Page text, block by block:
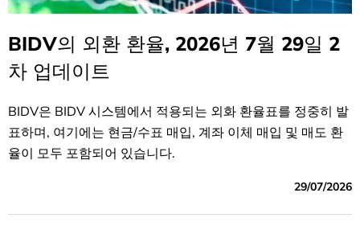
BIDV의 외환 환율, 2026년 7월 29일 2
차 업데이트
BIDV은 BIDV 시스템에서 적용되는 외화 환율표를 정중히 발
표하며, 여기에는 현금/수표 매입, 계좌 이체 매입 및 매도 환
율이 모두 포함되어 있습니다.
29/07/2026